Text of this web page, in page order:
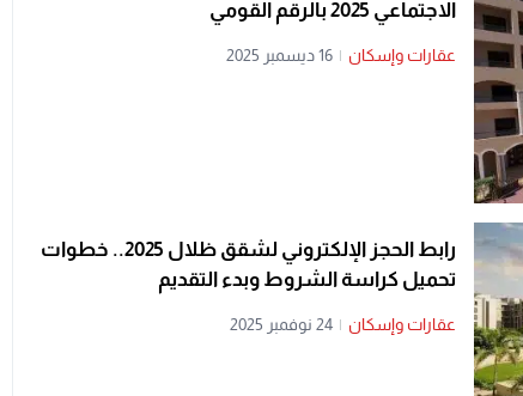
الاجتماعي 2025 بالرقم القومي
عقارات وإسكان | 16 ديسمبر 2025
رابط الحجز الإلكتروني لشقق ظلال 2025.. خطوات
تحميل كراسة الشروط وبدء التقديم
عقارات وإسكان | 24 نوفمبر 2025